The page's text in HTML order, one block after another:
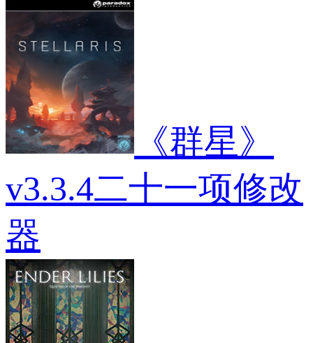
《群星》
v3.3.4二十一项修改
器